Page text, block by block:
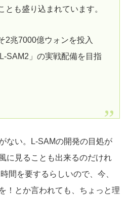
とも盛り込まれています。
2兆7000億ウォンを投入
SAM2」の実戦配備を目指
ない。L-SAMの開発の目処が
に見ることも出来るのだけれ
間を要するらしいので、今、
！とか言われても、ちょっと理